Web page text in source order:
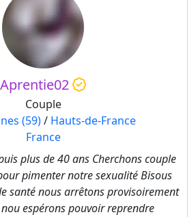
Aprentie02
Couple
(59)/ Hauts-de-France
France
plus de 40 ans Cherchons couple
pimenter notre sexualité Bisous
santé nous arrêtons provisoirement
espérons pouvoir reprendre